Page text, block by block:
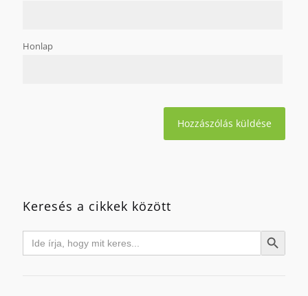
Honlap
Keresés a cikkek között
Search
for: Search Button